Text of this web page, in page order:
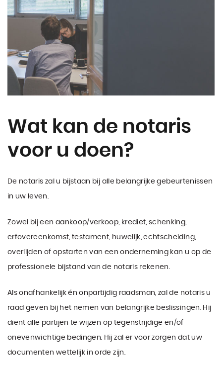
Wat kan de notaris
voor u doen?
De notaris zal u bijstaan bij alle belangrijke gebeurtenissen
in uw leven.
Zowel bij een aankoop/verkoop, krediet, schenking,
erfovereenkomst, testament, huwelijk, echtscheiding,
overlijden of opstarten van een onderneming kan u op de
professionele bijstand van de notaris rekenen.
Als onafhankelijk én onpartijdig raadsman, zal de notaris u
raad geven bij het nemen van belangrijke beslissingen. Hij
dient alle partijen te wijzen op tegenstrijdige en/of
onevenwichtige bedingen. Hij zal er voor zorgen dat uw
documenten wettelijk in orde zijn.